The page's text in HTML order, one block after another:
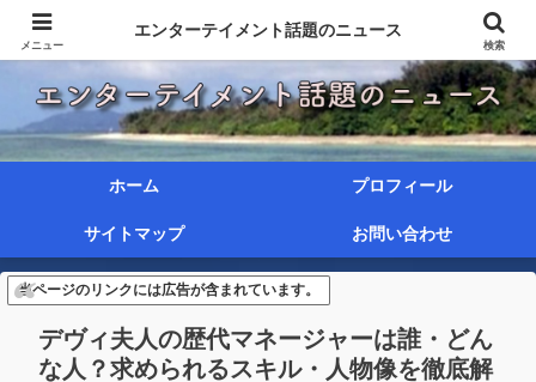
ホーム プロフィール
サイトマップ お問い合わせ
当ページのリンクには広告が含まれています。
デヴィ夫人の歴代マネージャーは誰・どん
な人？求められるスキル・人物像を徹底解
メニュー
エンターテイメント話題のニュース
検索